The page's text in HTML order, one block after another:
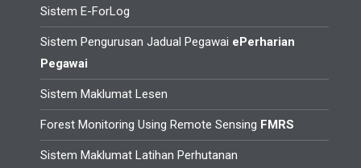
Sistem E-ForLog
Sistem Pengurusan Jadual Pegawai ePerharian
Pegawai
Sistem Maklumat Lesen
Forest Monitoring Using Remote Sensing FMRS
Sistem Maklumat Latihan Perhutanan